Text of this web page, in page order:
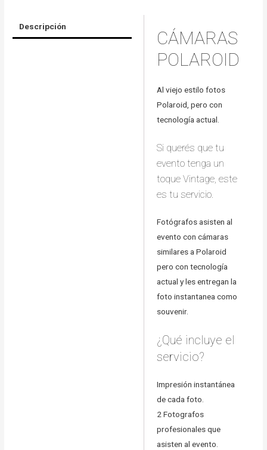
Descripción
CÁMARAS
POLAROID
Al viejo estilo fotos
Polaroid, pero con
tecnología actual.
Si querés que tu
evento tenga un
toque Vintage, este
es tu servicio.
Fotógrafos asisten al
evento con cámaras
similares a Polaroid
pero con tecnología
actual y les entregan la
foto instantanea como
souvenir.
¿Qué incluye el
servicio?
Impresión instantánea
de cada foto.
2 Fotografos
profesionales que
asisten al evento.